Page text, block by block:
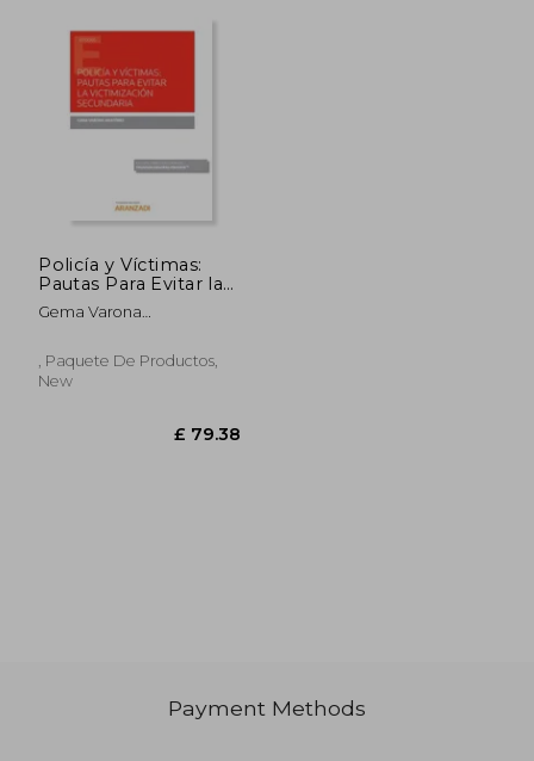
£ 20.24
Policía y Víctimas:
Pautas Para Evitar la
Victimización
Secundaria (Papel +
Gema Varona
, Paquete De Productos,
New
Payment Methods